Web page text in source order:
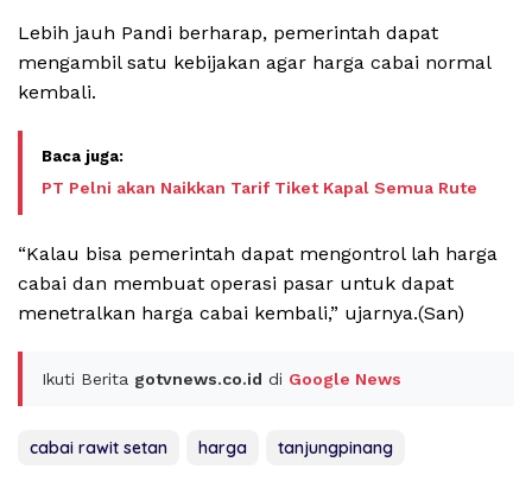
Lebih jauh Pandi berharap, pemerintah dapat
mengambil satu kebijakan agar harga cabai normal
kembali.
PT Pelni akan Naikkan Tarif Tiket Kapal Semua Rute
“Kalau bisa pemerintah dapat mengontrol lah harga
cabai dan membuat operasi pasar untuk dapat
menetralkan harga cabai kembali,” ujarnya.(San)
Ikuti Berita gotvnews.co.id di Google News
cabai rawit setan harga tanjungpinang